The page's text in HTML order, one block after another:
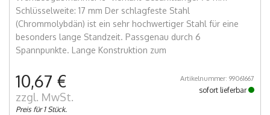
Schlüsselweite: 17 mm Der schlagfeste Stahl
(Chrommolybdän) ist ein sehr hochwertiger Stahl für eine
besonders lange Standzeit. Passgenau durch 6
Spannpunkte. Lange Konstruktion zum
10,67 €
zzgl. MwSt.
Preis für 1 Stück.
Artikelnummer: 99061667
sofort lieferbar